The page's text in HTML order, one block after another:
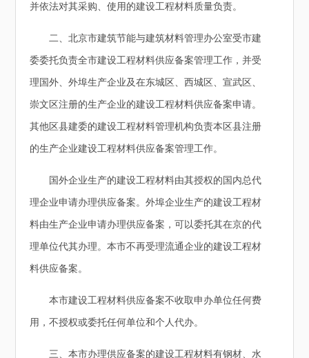
并依法对其采购、使用的建设工程材料质量负责。
二、北京市建筑节能与建筑材料管理办公室受市建
委委托负责全市建设工程材料供应备案管理工作，并受
理国外、外埠生产企业及在东城区、西城区、宣武区、
崇文区注册的生产企业的建设工程材料供应备案申请。
其他区县建委的建设工程材料管理机构负责本区县注册
的生产企业建设工程材料供应备案管理工作。
国外企业生产的建设工程材料由其授权的国内总代
理企业申请办理供应备案。外埠企业生产的建设工程材
料由生产企业申请办理供应备案，可以委托其在京的代
理单位代其办理。本市不再受理流通企业的建设工程材
料供应备案。
本市建设工程材料供应备案不收取申办单位任何费
用，不授权或委托任何单位和个人代办。
三、本市办理供应备案的建设工程材料有钢材、水